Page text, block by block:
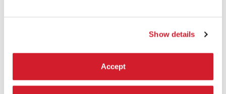
Show details
Accept
Vincitrice del Bando Biennale College Teatro
Drammaturgia Under 40 (2021-2022)